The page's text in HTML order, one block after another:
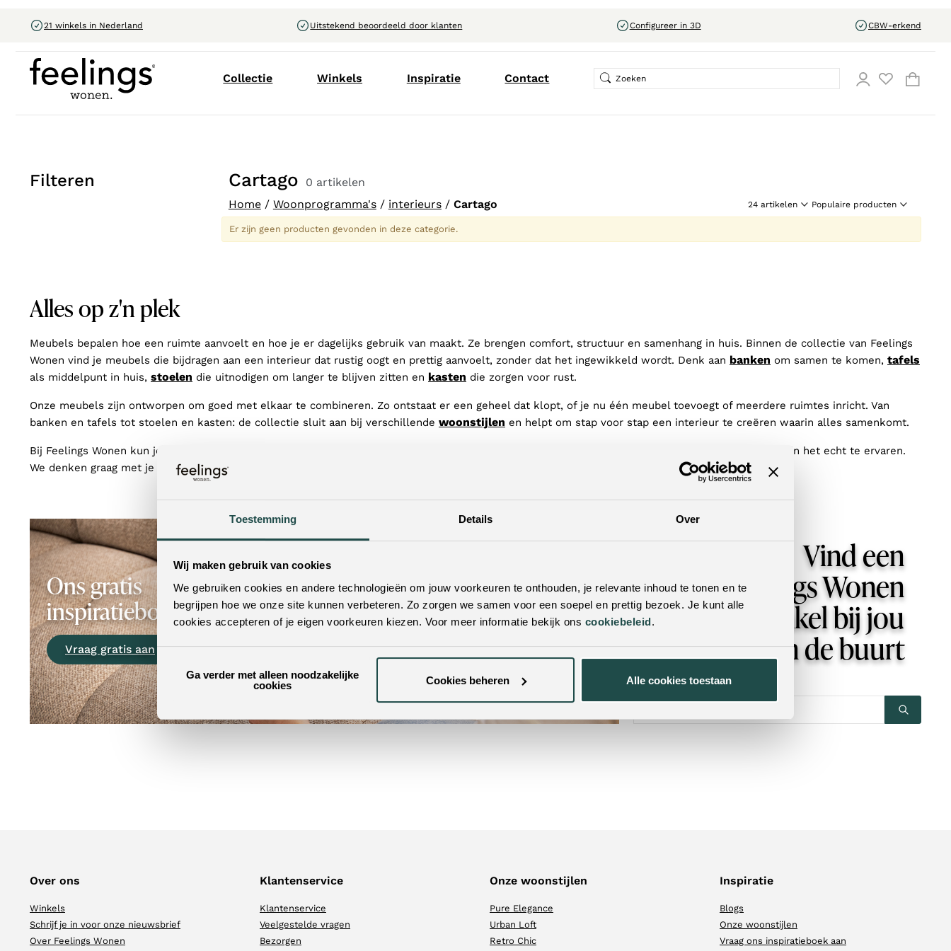
Toestemming Details Over
Wij maken gebruik van cookies
We gebruiken cookies en andere technologieën om jouw voorkeuren te onthouden, je relevante inhoud te tonen en te
begrijpen hoe we onze site kunnen verbeteren. Zo zorgen we samen voor een soepel en prettig bezoek. Je kunt alle
cookies accepteren of je eigen voorkeuren kiezen. Voor meer informatie bekijk ons cookiebeleid.
Ga verder met alleen noodzakelijke
cookies
Cookies beheren Alle cookies toestaan
21 winkels in Nederland Uitstekend beoordeeld door klanten Configureer in 3D CBW-erkend
Collectie Winkels Inspiratie Contact
Filteren Cartago
0 artikelen
Home / Woonprogramma's / interieurs / Cartago
Er zijn geen producten gevonden in deze categorie.
Alles op z'n plek
Meubels bepalen hoe een ruimte aanvoelt en hoe je er dagelijks gebruik van maakt. Ze brengen comfort, structuur en samenhang in huis. Binnen de collectie van Feelings
Wonen vind je meubels die bijdragen aan een interieur dat rustig oogt en prettig aanvoelt, zonder dat het ingewikkeld wordt. Denk aan banken om samen te komen, tafels
als middelpunt in huis, stoelen die uitnodigen om langer te blijven zitten en kasten die zorgen voor rust.
Onze meubels zijn ontworpen om goed met elkaar te combineren. Zo ontstaat er een geheel dat klopt, of je nu één meubel toevoegt of meerdere ruimtes inricht. Van
banken en tafels tot stoelen en kasten: de collectie sluit aan bij verschillende woonstijlen en helpt om stap voor stap een interieur te creëren waarin alles samenkomt.
Bij Feelings Wonen kun je meubels online bekijken en bestellen, of langskomen in een van onze
om inspiratie op te doen en de collectie in het echt te ervaren.
We denken graag met je mee, zodat je de beste keuze kunt maken.
Ons gratis
inspiratieboek
Vraag gratis aan
Vind een
Feelings Wonen
winkel bij jou
in de buurt
Over ons
Winkels
Schrijf je in voor onze nieuwsbrief
Over Feelings Wonen
Klantenservice
Klantenservice
Veelgestelde vragen
Bezorgen
Onze woonstijlen
Pure Elegance
Urban Loft
Retro Chic
Inspiratie
Blogs
Onze woonstijlen
Vraag ons inspiratieboek aan